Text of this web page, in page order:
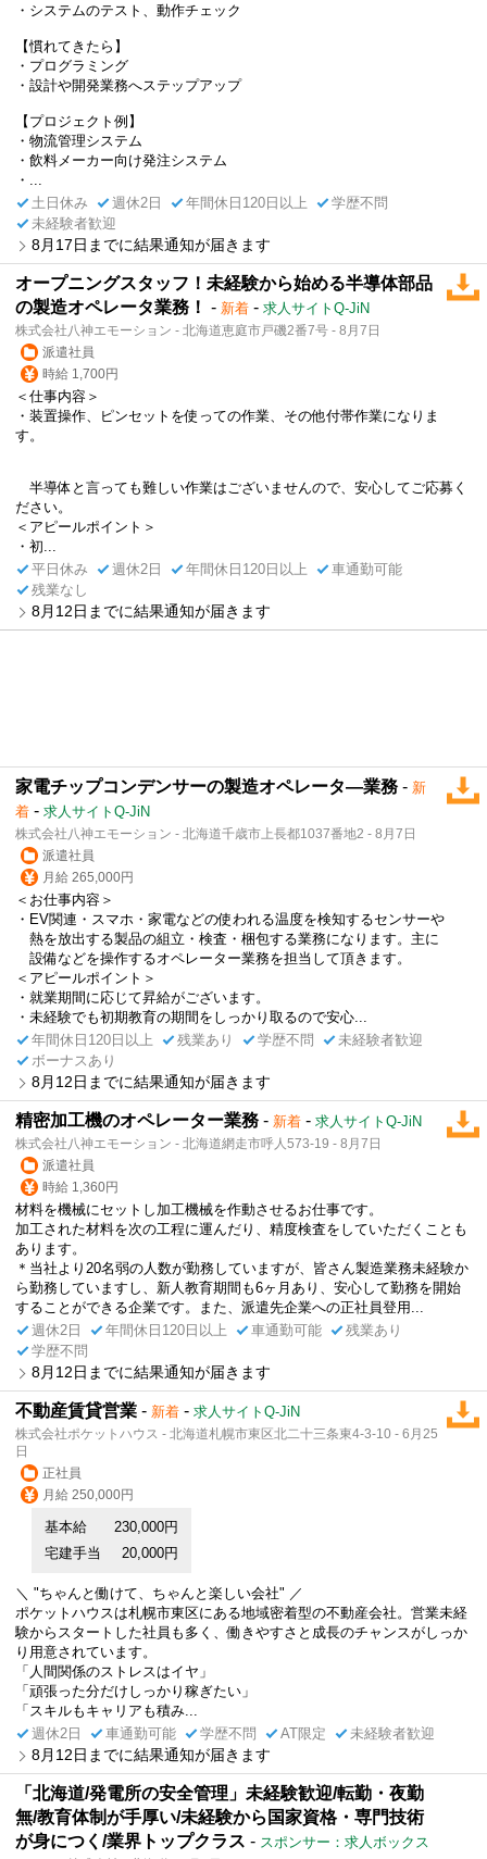
・システムのテスト、動作チェック
【慣れてきたら】
・プログラミング
・設計や開発業務へステップアップ
【プロジェクト例】
・物流管理システム
・飲料メーカー向け発注システム
・...
土日休み
週休2日 年間休日120日以上
学歴不問
未経験者歓迎
8月17日までに結果通知が届きます
オープニングスタッフ！未経験から始める半導体部品
の製造オペレータ業務！ - 新着 - 求人サイトQ-JiN
株式会社八神エモーション - 北海道恵庭市戸磯2番7号 - 8月7日
派遣社員
時給 1,700円
＜仕事内容＞
・装置操作、ピンセットを使っての作業、その他付帯作業になりま
す。
半導体と言っても難しい作業はございませんので、安心してご応募く
ださい。
＜アピールポイント＞
・初...
平日休み
週休2日 年間休日120日以上
車通勤可能
残業なし
8月12日までに結果通知が届きます
家電チップコンデンサーの製造オペレータ―業務 - 新
着 - 求人サイトQ-JiN
株式会社八神エモーション - 北海道千歳市上長都1037番地2 - 8月7日
派遣社員
月給 265,000円
＜お仕事内容＞
・EV関連・スマホ・家電などの使われる温度を検知するセンサーや
熱を放出する製品の組立・検査・梱包する業務になります。主に
設備などを操作するオペレーター業務を担当して頂きます。
＜アピールポイント＞
・就業期間に応じて昇給がございます。
・未経験でも初期教育の期間をしっかり取るので安心...
年間休日120日以上
残業あり 学歴不問
未経験者歓迎
ボーナスあり
8月12日までに結果通知が届きます
精密加工機のオペレーター業務 - 新着 - 求人サイトQ-JiN
株式会社八神エモーション - 北海道網走市呼人573-19 - 8月7日
派遣社員
時給 1,360円
材料を機械にセットし加工機械を作動させるお仕事です。
加工された材料を次の工程に運んだり、精度検査をしていただくことも
あります。
＊当社より20名弱の人数が勤務していますが、皆さん製造業務未経験か
ら勤務していますし、新人教育期間も6ヶ月あり、安心して勤務を開始
することができる企業です。また、派遣先企業への正社員登用...
週休2日
年間休日120日以上 車通勤可能
残業あり
学歴不問
8月12日までに結果通知が届きます
不動産賃貸営業 - 新着 - 求人サイトQ-JiN
株式会社ポケットハウス - 北海道札幌市東区北二十三条東4-3-10 - 6月25
日
正社員
月給 250,000円
基本給
230,000円
宅建手当
20,000円
＼ "ちゃんと働けて、ちゃんと楽しい会社" ／
ポケットハウスは札幌市東区にある地域密着型の不動産会社。営業未経
験からスタートした社員も多く、働きやすさと成長のチャンスがしっか
り用意されています。
「人間関係のストレスはイヤ」
「頑張った分だけしっかり稼ぎたい」
「スキルもキャリアも積み...
週休2日
車通勤可能 学歴不問 AT限定 未経験者歓迎
8月12日までに結果通知が届きます
「北海道/発電所の安全管理」未経験歓迎/転勤・夜勤
無/教育体制が手厚い/未経験から国家資格・専門技術
が身につく/業界トップクラス - スポンサー：求人ボックス